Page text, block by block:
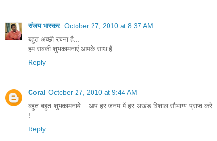
संजय भास्‍कर October 27, 2010 at 8:37 AM
बहुत अच्छी रचना है...
हम सबकी शुभकामनाएं आपके साथ हैं...
Reply
Coral October 27, 2010 at 9:44 AM
बहुत बहुत शुभकामनाये....आप हर जनम में हर अखंड विशाल सौभाग्य प्राप्त करे
!
Reply